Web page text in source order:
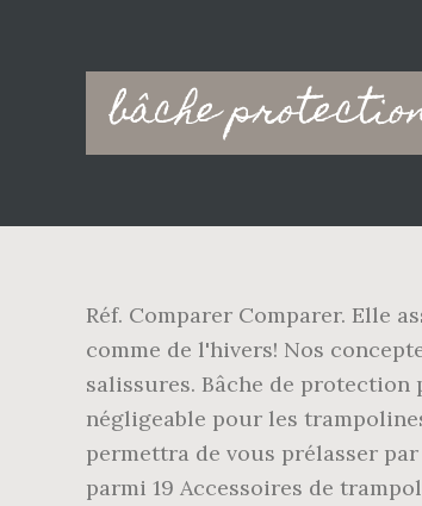
bâche
Main
navigation
Réf. Comparer Comparer. Elle
comme de l'hivers! Nos
salissures. Bâche de
négligeable pour les
permettra de vous prélasser
parmi 19 Accessoires de